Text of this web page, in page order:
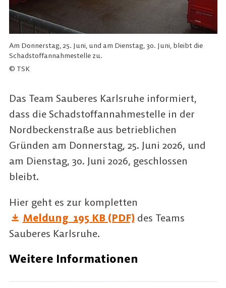
Am Donnerstag, 25. Juni, und am Dienstag, 30. Juni, bleibt die
Schadstoffannahmestelle zu.
© TSK
Das Team Sauberes Karlsruhe informiert,
dass die Schadstoffannahmestelle in der
Nordbeckenstraße aus betrieblichen
Gründen am Donnerstag, 25. Juni 2026, und
am Dienstag, 30. Juni 2026, geschlossen
bleibt.
Hier geht es zur kompletten
Meldung 195 KB (PDF)des Teams
Sauberes Karlsruhe.
Weitere Informationen